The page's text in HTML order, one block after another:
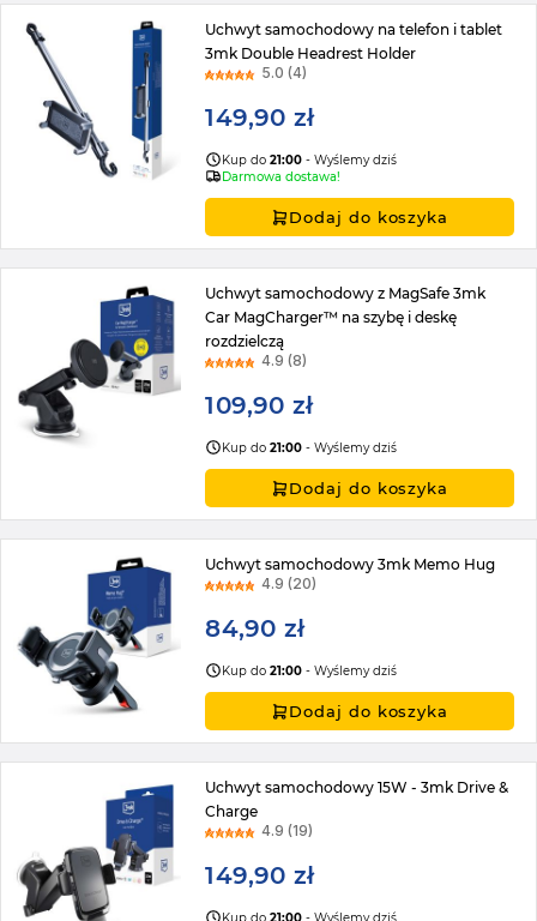
Uchwyt samochodowy na telefon i tablet
3mk Double Headrest Holder
5.0 (4)
149,90 zł
Kup do21:00 - Wyślemy dziś
Darmowa dostawa!
Dodaj do koszyka
Uchwyt samochodowy z MagSafe 3mk
Car MagCharger™ na szybę i deskę
rozdzielczą
4.9 (8)
109,90 zł
Kup do21:00 - Wyślemy dziś
Dodaj do koszyka
Uchwyt samochodowy 3mk Memo Hug
4.9 (20)
84,90 zł
Kup do21:00 - Wyślemy dziś
Dodaj do koszyka
Uchwyt samochodowy 15W - 3mk Drive &
Charge
4.9 (19)
149,90 zł
Kup do21:00 - Wyślemy dziś